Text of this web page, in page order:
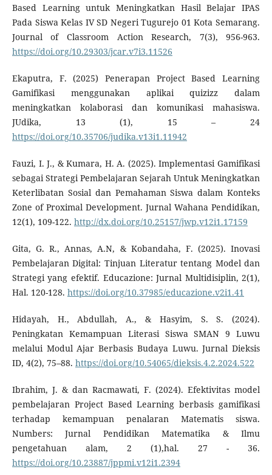
Based Learning untuk Meningkatkan Hasil Belajar IPAS
Pada Siswa Kelas IV SD Negeri Tugurejo 01 Kota Semarang.
Journal of Classroom Action Research, 7(3), 956-963.
https://doi.org/10.29303/jcar.v7i3.11526
Ekaputra, F. (2025) Penerapan Project Based Learning
Gamifikasi menggunakan aplikai quizizz dalam
meningkatkan kolaborasi dan komunikasi mahasiswa.
JUdika, 13 (1), 15 – 24
https://doi.org/10.35706/judika.v13i1.11942
Fauzi, I. J., & Kumara, H. A. (2025). Implementasi Gamifikasi
sebagai Strategi Pembelajaran Sejarah Untuk Meningkatkan
Keterlibatan Sosial dan Pemahaman Siswa dalam Konteks
Zone of Proximal Development. Jurnal Wahana Pendidikan,
12(1), 109-122. http://dx.doi.org/10.25157/jwp.v12i1.17159
Gita, G. R., Annas, A.N, & Kobandaha, F. (2025). Inovasi
Pembelajaran Digital: Tinjuan Literatur tentang Model dan
Strategi yang efektif. Educazione: Jurnal Multidisiplin, 2(1),
Hal. 120-128. https://doi.org/10.37985/educazione.v2i1.41
Hidayah, H., Abdullah, A., & Hasyim, S. S. (2024).
Peningkatan Kemampuan Literasi Siswa SMAN 9 Luwu
melalui Modul Ajar Berbasis Budaya Luwu. Jurnal Dieksis
ID, 4(2), 75–88. https://doi.org/10.54065/dieksis.4.2.2024.522
Ibrahim, J. & dan Racmawati, F. (2024). Efektivitas model
pembelajaran Project Based Learning berbasis gamifikasi
terhadap kemampuan penalaran Matematis siswa.
Numbers: Jurnal Pendidikan Matematika & Ilmu
pengetahuan alam, 2 (1),hal. 27 - 36.
https://doi.org/10.23887/jppmi.v12i1.2394